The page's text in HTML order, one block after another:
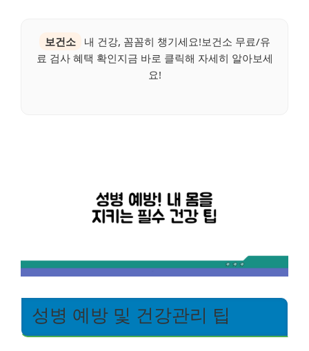
보건소
내 건강, 꼼꼼히 챙기세요!보건소 무료/유
료 검사 혜택 확인지금 바로 클릭해 자세히 알아보세
요!
성병 예방 및 건강관리 팁